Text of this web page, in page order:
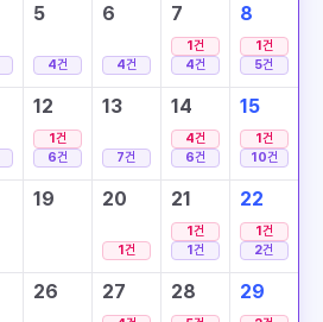
5
4건
6
4건
7
1건
4건
8
1건
5건
12
1건
6건
13
7건
14
4건
6건
15
1건
10건
19 20
1건
21
1건
1건
22
1건
2건
26 27 28 29